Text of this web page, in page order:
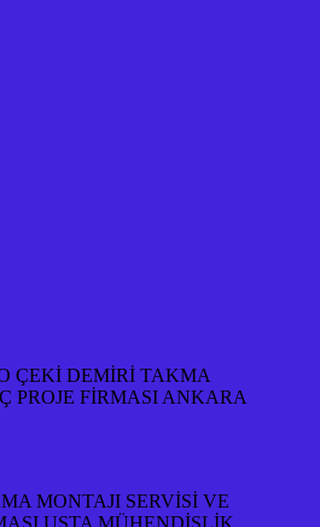
ÇEKİ DEMİRİ TAKMA
PROJE FİRMASI ANKARA
MONTAJI SERVİSİ VE
USTA MÜHENDİSLİK